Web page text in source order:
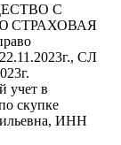
С
СТРАХОВАЯ
СЛ
учет в
скупке
ИНН